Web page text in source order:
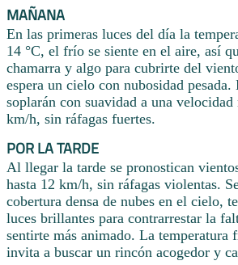
MAÑANA
En las primeras luces del día la
14 °C, el frío se siente en el aire, así
chamarra y algo para cubrirte del
espera un cielo con nubosidad
soplarán con suavidad a una
km/h, sin ráfagas fuertes.
POR LA TARDE
Al llegar la tarde se pronostican
hasta 12 km/h, sin ráfagas violentas.
cobertura densa de nubes en el cielo,
luces brillantes para contrarrestar la
sentirte más animado. La temperatura
invita a buscar un rincón acogedor y